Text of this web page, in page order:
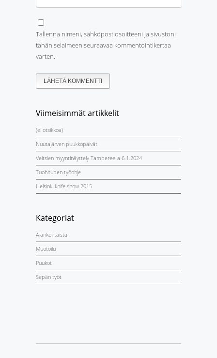
Tallenna nimeni, sähköpostiosoitteeni ja sivustoni
tähän selaimeen seuraavaa kommentointikertaa
varten.
Viimeisimmät artikkelit
(ei otsikkoa)
Nuutajärven puukkopäivät
Veitsien myyntinäyttely Tampereella 6.1.2024
Tuohitupen työohje
Helsinki knife show 2015
Kategoriat
Ajankohtaista
Muotoilu
Puukot
Sepän työt